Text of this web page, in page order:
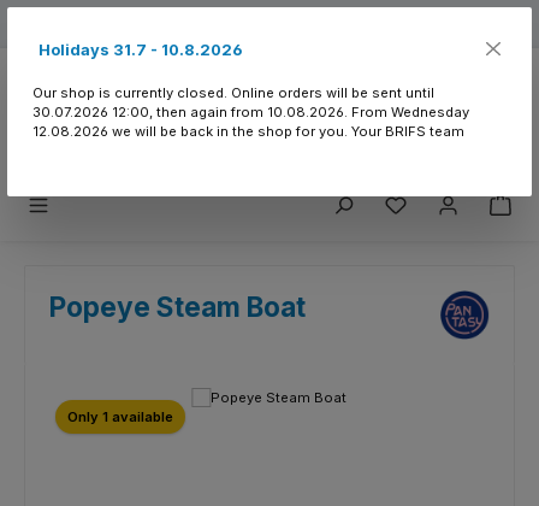
You have 0
Popeye Steam Boat
Only 1 available
Holidays 31.7 - 10.8.2026
Our shop is currently closed. Online orders will be sent until
30.07.2026 12:00, then again from 10.08.2026. From Wednesday
12.08.2026 we will be back in the shop for you. Your BRIFS team